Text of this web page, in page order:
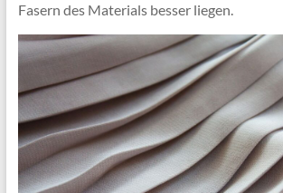
Fasern des Materials besser liegen.